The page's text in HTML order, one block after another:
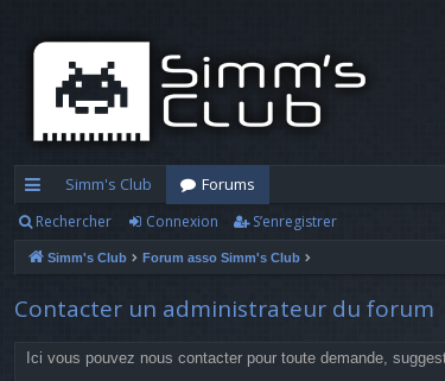
cc
ès
ra
Simm's Club
Forums
Rechercher Connexion S’enregistrer
Simm's Club Forum asso Simm's Club
Contacter un administrateur du forum
Ici vous pouvez nous contacter pour toute demande,